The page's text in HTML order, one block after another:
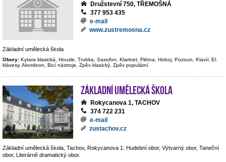
Družstevní 750, TŘEMOŠNÁ
377 953 435
e-mail
www.zustremosna.cz
Základní umělecká škola
Obory: Kytara klasická, Housle, Trubka, Saxofon, Klarinet, Flétna, Hoboj, Pozoun, Klavír, El.
klávesy, Akordeon, Bicí nástroje, Zpěv klasický, Zpěv populární
Základní umělecká škola
Rokycanova 1, TACHOV
374 722 231
e-mail
zustachov.cz
Základní umělecká škola, Tachov, Rokycanova 1: Hudební obor, Výtvarný obor, Taneční
obor, Literárně dramatický obor.